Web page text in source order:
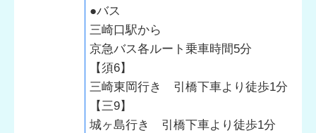
●バス
三崎口駅から
京急バス各ルート乗車時間5分
【須6】
三崎東岡行き 引橋下車より徒歩1分
【三9】
城ヶ島行き 引橋下車より徒歩1分